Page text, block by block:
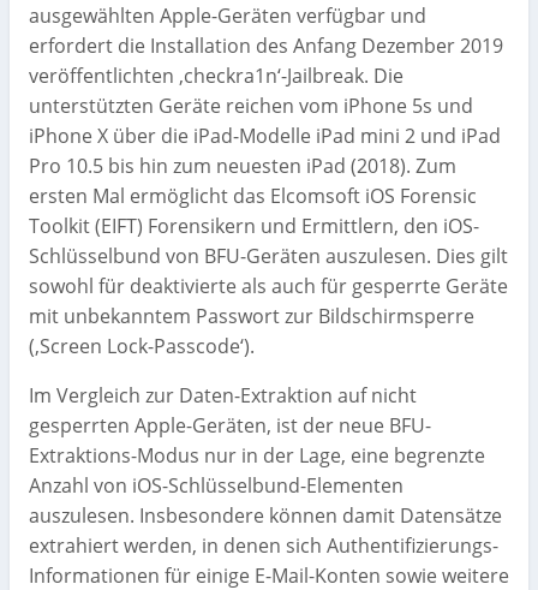
ausgewählten Apple-Geräten verfügbar und
erfordert die Installation des Anfang Dezember 2019
veröffentlichten ‚checkra1n‘-Jailbreak. Die
unterstützten Geräte reichen vom iPhone 5s und
iPhone X über die iPad-Modelle iPad mini 2 und iPad
Pro 10.5 bis hin zum neuesten iPad (2018). Zum
ersten Mal ermöglicht das Elcomsoft iOS Forensic
Toolkit (EIFT) Forensikern und Ermittlern, den iOS-
Schlüsselbund von BFU-Geräten auszulesen. Dies gilt
sowohl für deaktivierte als auch für gesperrte Geräte
mit unbekanntem Passwort zur Bildschirmsperre
(‚Screen Lock-Passcode‘).
Im Vergleich zur Daten-Extraktion auf nicht
gesperrten Apple-Geräten, ist der neue BFU-
Extraktions-Modus nur in der Lage, eine begrenzte
Anzahl von iOS-Schlüsselbund-Elementen
auszulesen. Insbesondere können damit Datensätze
extrahiert werden, in denen sich Authentifizierungs-
Informationen für einige E-Mail-Konten sowie weitere